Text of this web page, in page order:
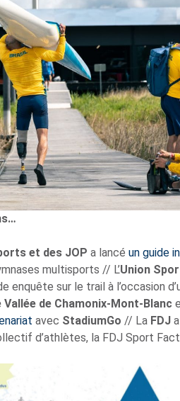
et des JOP a lancé un guide
multisports // L’Union
enquête sur le trail à l’occasion
de Chamonix-Mont-Blanc
avec StadiumGo // La FDJ
d’athlètes, la FDJ Sport